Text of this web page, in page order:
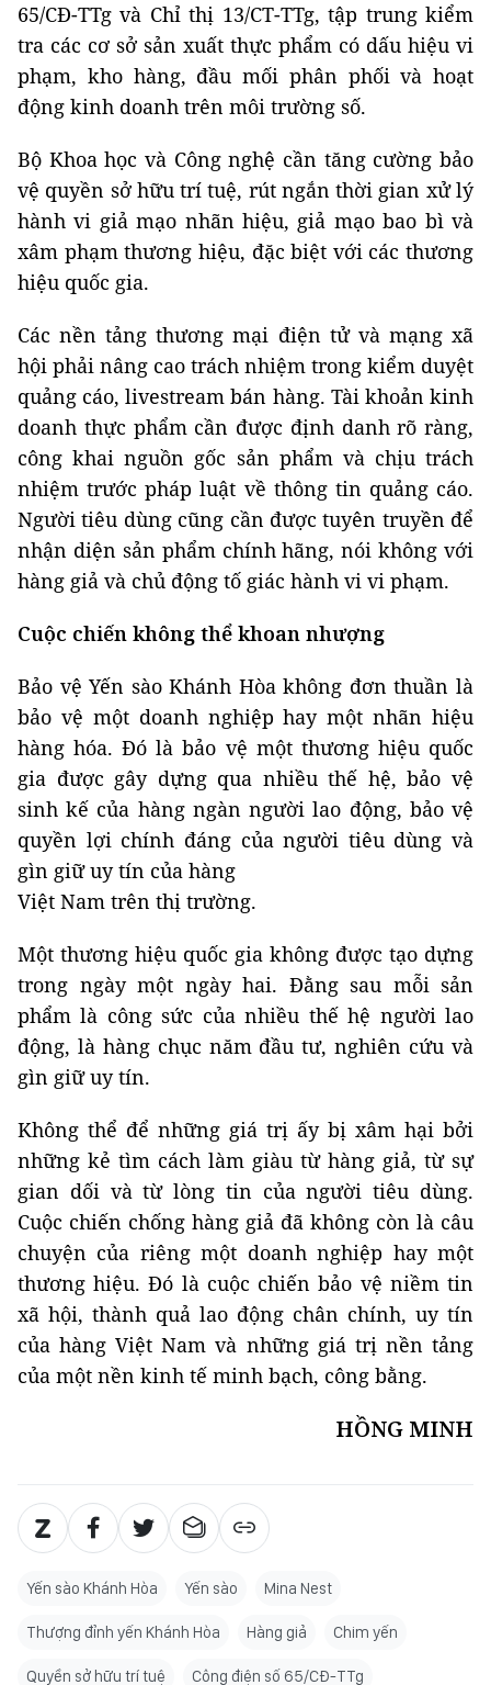
65/CĐ-TTg và Chỉ thị 13/CT-TTg, tập trung kiểm
tra các cơ sở sản xuất thực phẩm có dấu hiệu vi
phạm, kho hàng, đầu mối phân phối và hoạt
động kinh doanh trên môi trường số.
Bộ Khoa học và Công nghệ cần tăng cường bảo
vệ quyền sở hữu trí tuệ, rút ngắn thời gian xử lý
hành vi giả mạo nhãn hiệu, giả mạo bao bì và
xâm phạm thương hiệu, đặc biệt với các thương
hiệu quốc gia.
Các nền tảng thương mại điện tử và mạng xã
hội phải nâng cao trách nhiệm trong kiểm duyệt
quảng cáo, livestream bán hàng. Tài khoản kinh
doanh thực phẩm cần được định danh rõ ràng,
công khai nguồn gốc sản phẩm và chịu trách
nhiệm trước pháp luật về thông tin quảng cáo.
Người tiêu dùng cũng cần được tuyên truyền để
nhận diện sản phẩm chính hãng, nói không với
hàng giả và chủ động tố giác hành vi vi phạm.
Cuộc chiến không thể khoan nhượng
Bảo vệ Yến sào Khánh Hòa không đơn thuần là
bảo vệ một doanh nghiệp hay một nhãn hiệu
hàng hóa. Đó là bảo vệ một thương hiệu quốc
gia được gây dựng qua nhiều thế hệ, bảo vệ
sinh kế của hàng ngàn người lao động, bảo vệ
quyền lợi chính đáng của người tiêu dùng và
gìn giữ uy tín của hàng
Việt Nam trên thị trường.
Một thương hiệu quốc gia không được tạo dựng
trong ngày một ngày hai. Đằng sau mỗi sản
phẩm là công sức của nhiều thế hệ người lao
động, là hàng chục năm đầu tư, nghiên cứu và
gìn giữ uy tín.
Không thể để những giá trị ấy bị xâm hại bởi
những kẻ tìm cách làm giàu từ hàng giả, từ sự
gian dối và từ lòng tin của người tiêu dùng.
Cuộc chiến chống hàng giả đã không còn là câu
chuyện của riêng một doanh nghiệp hay một
thương hiệu. Đó là cuộc chiến bảo vệ niềm tin
xã hội, thành quả lao động chân chính, uy tín
của hàng Việt Nam và những giá trị nền tảng
của một nền kinh tế minh bạch, công bằng.
HỒNG MINH
Yến sào Khánh Hòa Yến sào Mina Nest
Thượng đỉnh yến Khánh Hòa Hàng giả Chim yến
Quyền sở hữu trí tuệ Công điện số 65/CĐ-TTg